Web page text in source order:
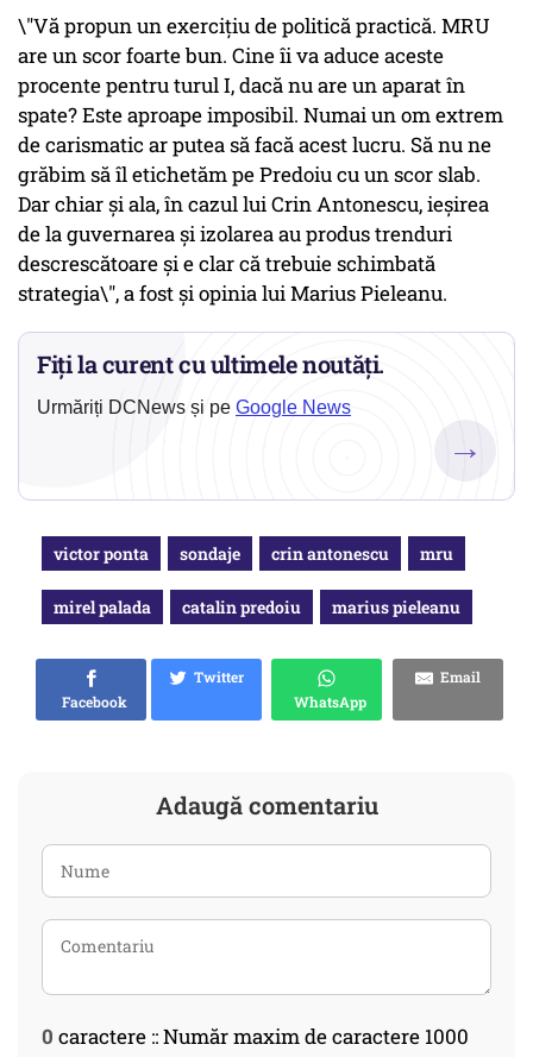
\"Vă propun un exerciţiu de politică practică. MRU
are un scor foarte bun. Cine îi va aduce aceste
procente pentru turul I, dacă nu are un aparat în
spate? Este aproape imposibil. Numai un om extrem
de carismatic ar putea să facă acest lucru. Să nu ne
grăbim să îl etichetăm pe Predoiu cu un scor slab.
Dar chiar şi ala, în cazul lui Crin Antonescu, ieşirea
de la guvernarea şi izolarea au produs trenduri
descrescătoare şi e clar că trebuie schimbată
strategia\", a fost și opinia lui Marius Pieleanu.
Fiți la curent cu ultimele noutăți.
Urmăriți DCNews și pe Google News
→
victor ponta sondaje crin antonescu mru
mirel palada catalin predoiu marius pieleanu
Facebook
Twitter
WhatsApp
Email
Adaugă comentariu
0 caractere :: Număr maxim de caractere 1000